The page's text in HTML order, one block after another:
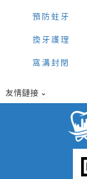
預防蛀牙
換牙護理
窩溝封閉
友情鏈接